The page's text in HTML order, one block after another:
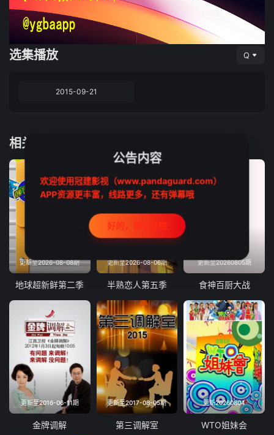
选集播放 Q
2015-09-21
相关推荐
更新至2026-08-08期
地球超新鲜第二季
更新至2026-08-06期
半熟恋人第五季
更新至20260805期
食神百厨大战
更新至2016-06-11期
金牌调解
更新至2017-08-05期
第三调解室
更新20260804
WTO姐妹会
公告内容
欢迎使用冠建影视（www.pandaguard.com）
APP资源更丰富，线路更多，还有弹幕哦
好的，我记住啦